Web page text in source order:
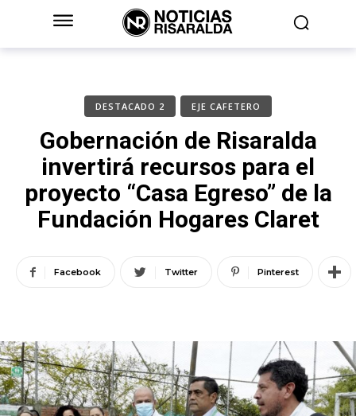
DESTACADO 2 EJE CAFETERO
Gobernación de Risaralda
invertirá recursos para el
proyecto “Casa Egreso” de la
Fundación Hogares Claret
Facebook Twitter Pinterest